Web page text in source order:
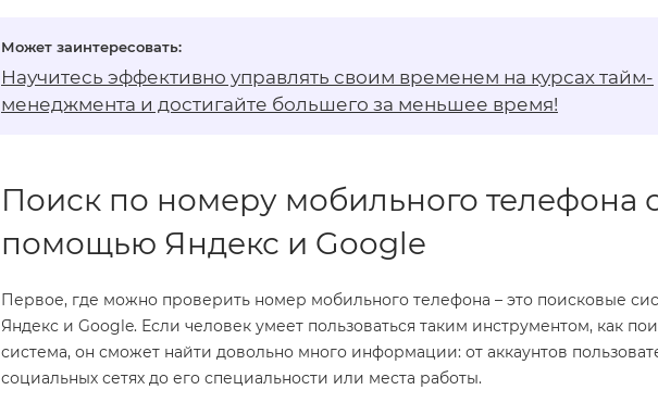
Научитесь эффективно управлять своим временем на курсах тайм-
менеджмента и достигайте большего за меньшее время!
Поиск по номеру мобильного телефона
помощью Яндекс и Google
Первое, где можно проверить номер мобильного телефона – это поисковые
Яндекс и Google. Если человек умеет пользоваться таким инструментом, как
система, он сможет найти довольно много информации: от аккаунтов
социальных сетях до его специальности или места работы.